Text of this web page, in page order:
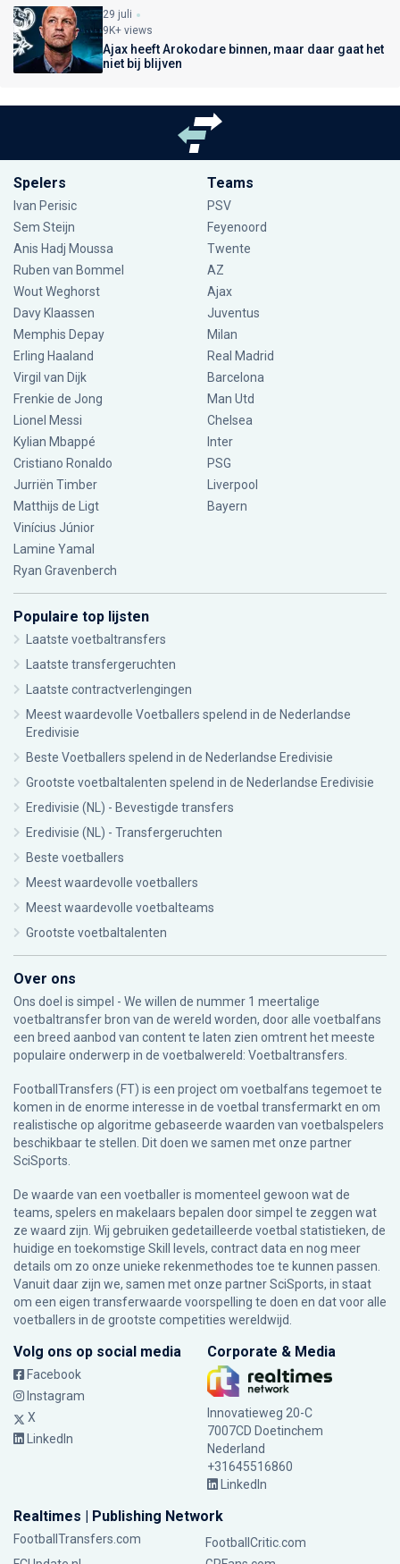
29 juli
9K+ views
Ajax heeft Arokodare binnen, maar daar gaat het
niet bij blijven
Spelers
Ivan Perisic
Sem Steijn
Anis Hadj Moussa
Ruben van Bommel
Wout Weghorst
Davy Klaassen
Memphis Depay
Erling Haaland
Virgil van Dijk
Frenkie de Jong
Lionel Messi
Kylian Mbappé
Cristiano Ronaldo
Jurriën Timber
Matthijs de Ligt
Vinícius Júnior
Lamine Yamal
Ryan Gravenberch
Teams
PSV
Feyenoord
Twente
AZ
Ajax
Juventus
Milan
Real Madrid
Barcelona
Man Utd
Chelsea
Inter
PSG
Liverpool
Bayern
Populaire top lijsten
Laatste voetbaltransfers
Laatste transfergeruchten
Laatste contractverlengingen
Meest waardevolle Voetballers spelend in de Nederlandse
Eredivisie
Beste Voetballers spelend in de Nederlandse Eredivisie
Grootste voetbaltalenten spelend in de Nederlandse Eredivisie
Eredivisie (NL) - Bevestigde transfers
Eredivisie (NL) - Transfergeruchten
Beste voetballers
Meest waardevolle voetballers
Meest waardevolle voetbalteams
Grootste voetbaltalenten
Over ons
Ons doel is simpel - We willen de nummer 1 meertalige
voetbaltransfer bron van de wereld worden, door alle voetbalfans
een breed aanbod van content te laten zien omtrent het meeste
populaire onderwerp in de voetbalwereld: Voetbaltransfers.
FootballTransfers (FT) is een project om voetbalfans tegemoet te
komen in de enorme interesse in de voetbal transfermarkt en om
realistische op algoritme gebaseerde waarden van voetbalspelers
beschikbaar te stellen. Dit doen we samen met onze partner
SciSports.
De waarde van een voetballer is momenteel gewoon wat de
teams, spelers en makelaars bepalen door simpel te zeggen wat
ze waard zijn. Wij gebruiken gedetailleerde voetbal statistieken, de
huidige en toekomstige Skill levels, contract data en nog meer
details om zo onze unieke rekenmethodes toe te kunnen passen.
Vanuit daar zijn we, samen met onze partner SciSports, in staat
om een eigen transferwaarde voorspelling te doen en dat voor alle
voetballers in de grootste competities wereldwijd.
Volg ons op social media
Facebook
Instagram
X
LinkedIn
Corporate & Media
Innovatieweg 20-C
7007CD Doetinchem
Nederland
+31645516860
LinkedIn
Realtimes | Publishing Network
FootballTransfers.com
FootballCritic.com